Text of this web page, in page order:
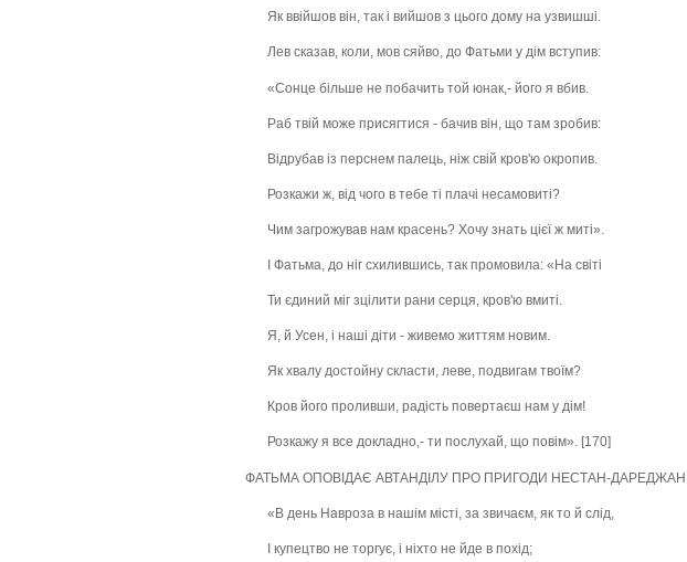
Як ввійшов він, так і вийшов з цього дому на узвишші.
Лев сказав, коли, мов сяйво, до Фатьми у дім вступив:
«Сонце більше не побачить той юнак,- його я вбив.
Раб твій може присягтися - бачив він, що там зробив:
Відрубав із перснем палець, ніж свій кров'ю окропив.
Розкажи ж, від чого в тебе ті плачі несамовиті?
Чим загрожував нам красень? Хочу знать цієї ж миті».
І Фатьма, до ніг схилившись, так промовила: «На світі
Ти єдиний міг зцілити рани серця, кров'ю вмиті.
Я, й Усен, і наші діти - живемо життям новим.
Як хвалу достойну скласти, леве, подвигам твоїм?
Кров його проливши, радість повертаєш нам у дім!
Розкажу я все докладно,- ти послухай, що повім». [170]
ФАТЬМА ОПОВІДАЄ АВТАНДІЛУ ПРО ПРИГОДИ НЕСТАН-ДАРЕДЖАН
«В день Навроза в нашім місті, за звичаєм, як то й слід,
І купецтво не торгує, і ніхто не йде в похід;